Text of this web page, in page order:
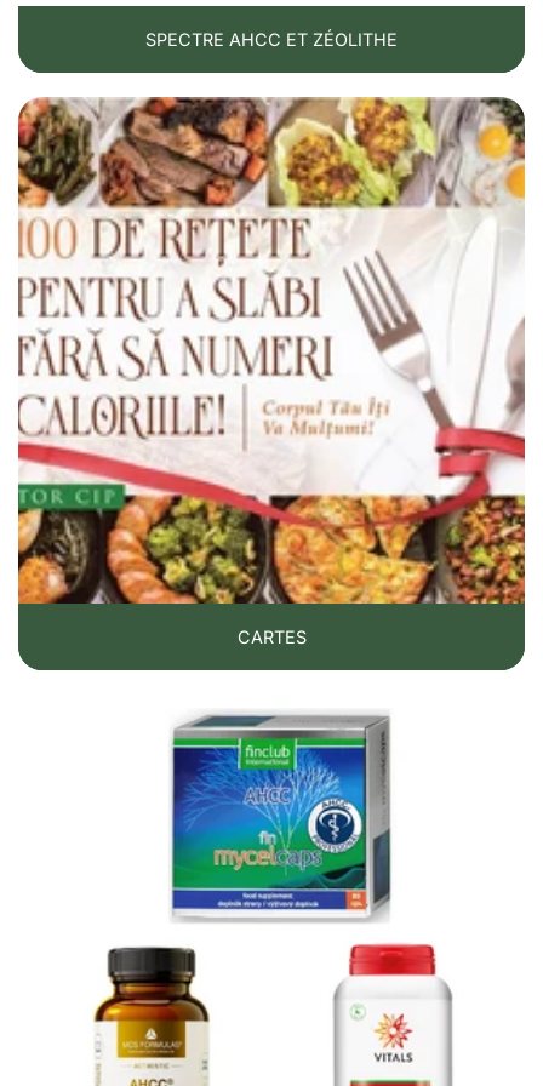
noix et noisettes, chez certaines personnes
Pourquoi cela survient-il ?
L'intolérance à l'histamine peut être favorisée
par une dysbiose intestinale, une
inflammation digestive, une perméabilité
intestinale accrue, un déficit en DAO, une
consommation importante d'aliments
fermentés ou certains médicaments pouvant
influencer la dégradation de l'histamine.
Pourquoi le diagnostic est-il
difficile à établir ?
Il n'existe pas de test de diagnostic
clairs, dans l'intolérance à l'histamine, le
diagnostic repose surtout sur les symptômes,
l'historique alimentaire et la réponse à la
réduction des aliments riches en histamine.
De plus, les symptômes sont très non
spécifiques et peuvent imiter les allergies
alimentaires, la rhinite allergique, les
migraines, le syndrome de l'intestin irritable,
l'anxiété ou d'autres problèmes digestifs et
Le niveau de l'enzyme DAO dans le sang ne
reflète pas toujours parfaitement la situation
réelle dans l'intestin : certaines personnes
peuvent avoir des symptômes évocateurs
avec un taux normal de DAO, tandis que
SPECTRE AHCC ET ZÉOLITHE
CARTES